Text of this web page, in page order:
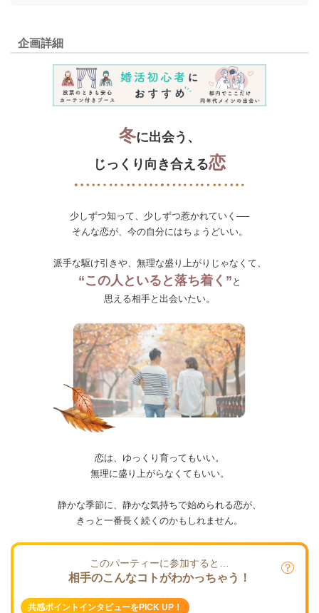
企画詳細
冬に出会う、
じっくり向き合える恋
少しずつ知って、少しずつ惹かれていく──
そんな恋が、今の自分にはちょうどいい。
派手な駆け引きや、無理な盛り上がりじゃなくて、
“この人といると落ち着く” と
思える相手と出会いたい。
恋は、ゆっくり育ってもいい。
無理に盛り上がらなくてもいい。
静かな季節に、静かな気持ちで始められる恋が、
きっと一番長く続くのかもしれません。
このパーティーに参加すると…
相手のこんなコトがわかっちゃう！
共感ポイントインタビューをPICK UP！